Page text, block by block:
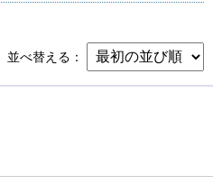
並べ替える